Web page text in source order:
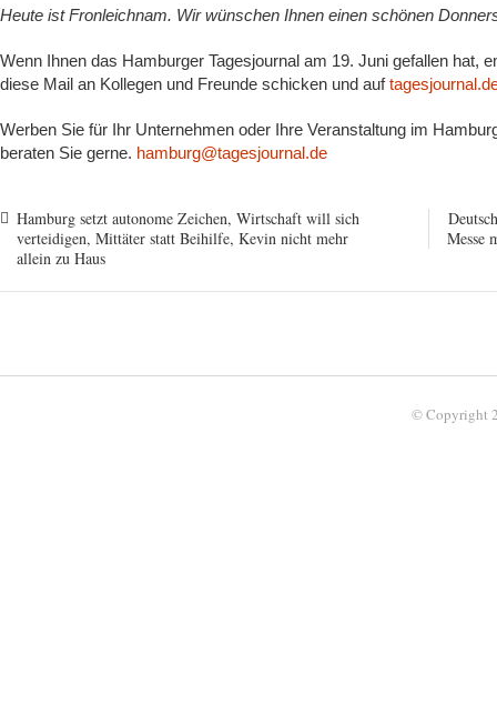
Heute ist Fronleichnam. Wir wünschen Ihnen einen schönen
Wenn Ihnen das Hamburger Tagesjournal am 19. Juni gefallen hat,
diese Mail an Kollegen und Freunde schicken und auf
Werben Sie für Ihr Unternehmen oder Ihre Veranstaltung im
beraten Sie gerne. hamburg@tagesjournal.de
Hamburg setzt autonome Zeichen, Wirtschaft will sich
verteidigen, Mittäter statt Beihilfe, Kevin nicht mehr
allein zu Haus
Messe
© Copyright